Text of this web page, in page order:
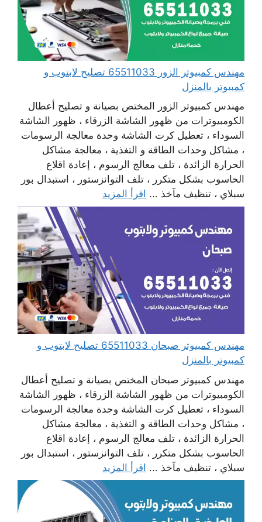
مهندس كمبيوتر الزور 65511033 تصليح لابتوب و
كمبيوتر بالمنزل
مهندس كمبيوتر الزور المختص بصيانة و تصليح أعطال
الكومبيوترات من ظهور الشاشة الزرقاء ، ظهور الشاشة
السوداء ، تعطيل كرت الشاشة وحدة معالجة الرسومات
، مشاكل وحدات الطاقة و التغذية ، معالجة مشاكل
الحرارة الزائدة ، تلف معالج الرسوم ، إعادة اقلاع
الحاسوب بشكل متكرر ، تلف التوانزستور ، استبدال بور
سبلاي ، تنظيف مآخذ ... اقرأ المزيد
مهندس كمبيوتر صبحان 65511033 تصليح لابتوب و
كمبيوتر بالمنزل
مهندس كمبيوتر صبحان المختص بصيانة و تصليح أعطال
الكومبيوترات من ظهور الشاشة الزرقاء ، ظهور الشاشة
السوداء ، تعطيل كرت الشاشة وحدة معالجة الرسومات
، مشاكل وحدات الطاقة و التغذية ، معالجة مشاكل
الحرارة الزائدة ، تلف معالج الرسوم ، إعادة اقلاع
الحاسوب بشكل متكرر ، تلف التوانزستور ، استبدال بور
سبلاي ، تنظيف مآخذ ... اقرأ المزيد